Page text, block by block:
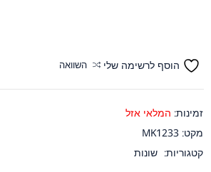
הוסף לרשימה שלי השוואה
זמינות: המלאי אזל
מקט: MK1233
קטגוריות: שונות